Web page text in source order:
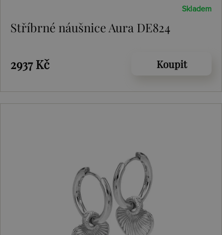
Skladem
Stříbrné náušnice Aura DE824
2937 Kč Koupit